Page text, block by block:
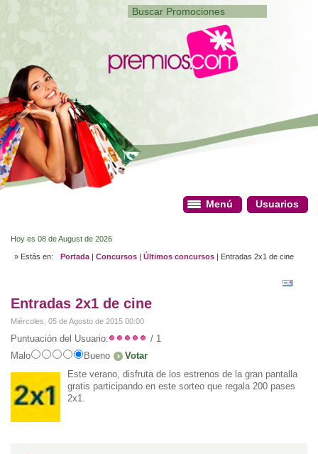
Menú
Menú Usuarios
Usuarios
Hoy es 08 de August de 2026
» Estás en: Portada | Concursos | Últimos concursos | Entradas 2x1 de cine
Entradas 2x1 de cine
Miércoles, 05 de Agosto de 2015 00:00
Puntuación del Usuario:
/ 1
Malo
Bueno
Este verano, disfruta de los estrenos de la gran pantalla
gratis participando en este sorteo que regala 200 pases
2x1.